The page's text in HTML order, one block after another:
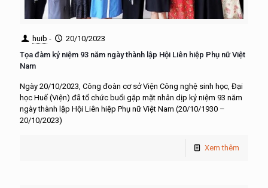
huib -
20/10/2023
Tọa đàm kỷ niệm 93 năm ngày thành lập Hội Liên hiệp Phụ nữ Việt
Nam
Ngày 20/10/2023, Công đoàn cơ sở Viện Công nghệ sinh học, Đại
học Huế (Viện) đã tổ chức buổi gặp mặt nhân dịp kỷ niệm 93 năm
ngày thành lập Hội Liên hiệp Phụ nữ Việt Nam (20/10/1930 –
20/10/2023)
Xem thêm